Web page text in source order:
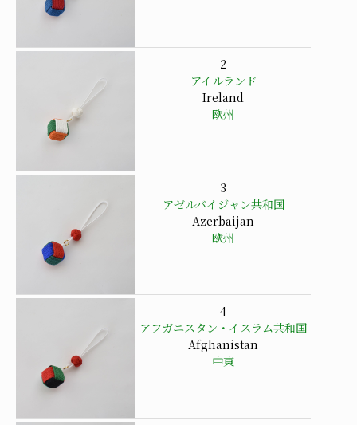
2
アイルランド
Ireland
欧州
3
アゼルバイジャン共和国
Azerbaijan
欧州
4
アフガニスタン・イスラム共和国
Afghanistan
中東